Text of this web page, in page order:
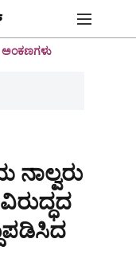
ಅಂಕಣಗಳು